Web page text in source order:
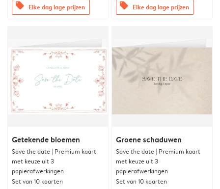
offers Elke dag lage prijzen offers Elke dag lage prijzen
Getekende bloemen
Save the date | Premium kaart
met keuze uit 3
papierafwerkingen
Set van 10 kaarten
Groene schaduwen
Save the date | Premium kaart
met keuze uit 3
papierafwerkingen
Set van 10 kaarten